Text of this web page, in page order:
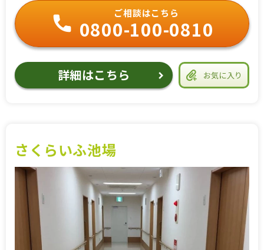
お気に入り
ご相談はこちら
0800-100-0810
詳細はこちら
さくらいふ池場